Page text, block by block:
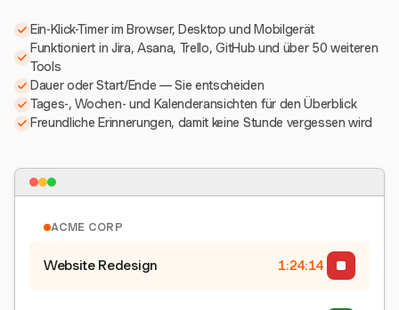
Ein-Klick-Timer im Browser, Desktop und Mobilgerät
Funktioniert in Jira, Asana, Trello, GitHub und über 50 weiteren
Tools
Dauer oder Start/Ende — Sie entscheiden
Tages-, Wochen- und Kalenderansichten für den Überblick
Freundliche Erinnerungen, damit keine Stunde vergessen wird
ACME CORP
Website Redesign 1:24:15